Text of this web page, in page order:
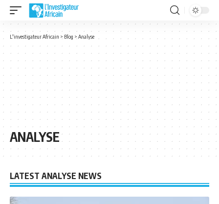
L'investigateur Africain > Blog > Analyse
ANALYSE
LATEST ANALYSE NEWS